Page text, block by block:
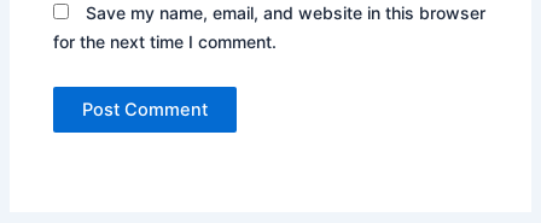
Save my name, email, and website in this browser
for the next time I comment.